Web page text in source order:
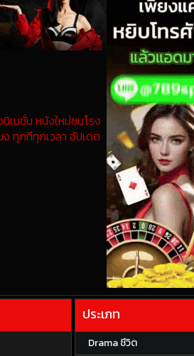
เมชั่น หนังใหม่ชนโรง
ทุกทีทุกเวลา อัปเดต
ประเภท
Drama ชีวิต